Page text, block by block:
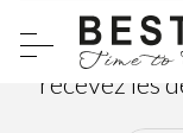
recevez les